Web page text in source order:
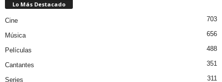
Lo Más Destacado
Cine 703
Música 656
Películas 488
Cantantes 351
Series 311